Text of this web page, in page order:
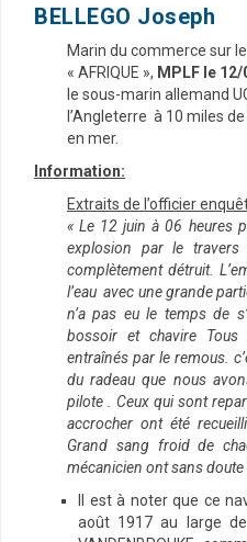
BELLEGO Joseph
Marin du commerce sur
« AFRIQUE », MPLF le
le sous-marin allemand
l’Angleterre à 10 miles
en mer.
Information:
Extraits de l’officier
« Le 12 juin à 06 heures
explosion par le
complètement détruit.
l’eau avec une grande
n’a pas eu le temps de
bossoir et chavire Tous
entraînés par le remous.
du radeau que nous
pilote . Ceux qui sont
accrocher ont été
Grand sang froid de
mécanicien ont sans doute
Il est à noter que ce
août 1917 au large